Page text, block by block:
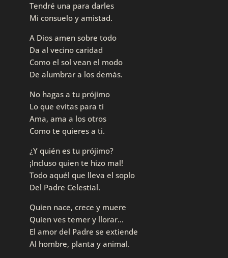
Tendré una para darles
Mi consuelo y amistad.
A Dios amen sobre todo
Da al vecino caridad
Como el sol vean el modo
De alumbrar a los demás.
No hagas a tu prójimo
Lo que evitas para ti
Ama, ama a los otros
Como te quieres a ti.
¿Y quién es tu prójimo?
¡Incluso quien te hizo mal!
Todo aquél que lleva el soplo
Del Padre Celestial.
Quien nace, crece y muere
Quien ves temer y llorar…
El amor del Padre se extiende
Al hombre, planta y animal.